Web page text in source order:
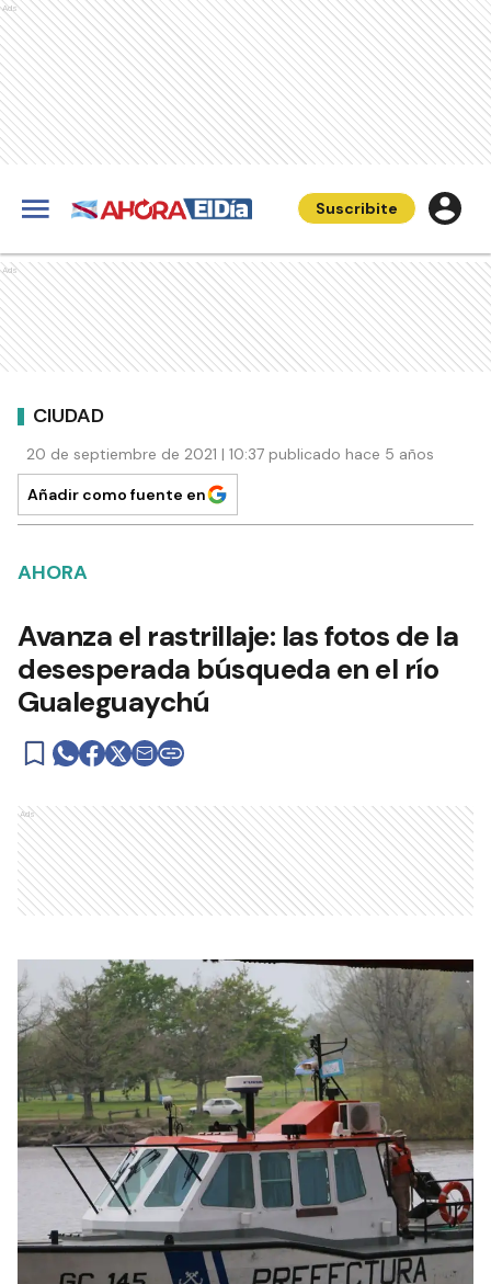
Ads
Suscribite
Ads
CIUDAD
20 de septiembre de 2021 | 10:37 publicado hace 5 años
Añadir como fuente en
AHORA
Avanza el rastrillaje: las fotos de la
desesperada búsqueda en el río
Gualeguaychú
Ads